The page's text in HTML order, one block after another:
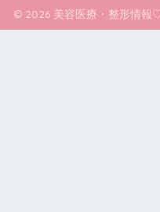
© 2026 美容医療・整形情報